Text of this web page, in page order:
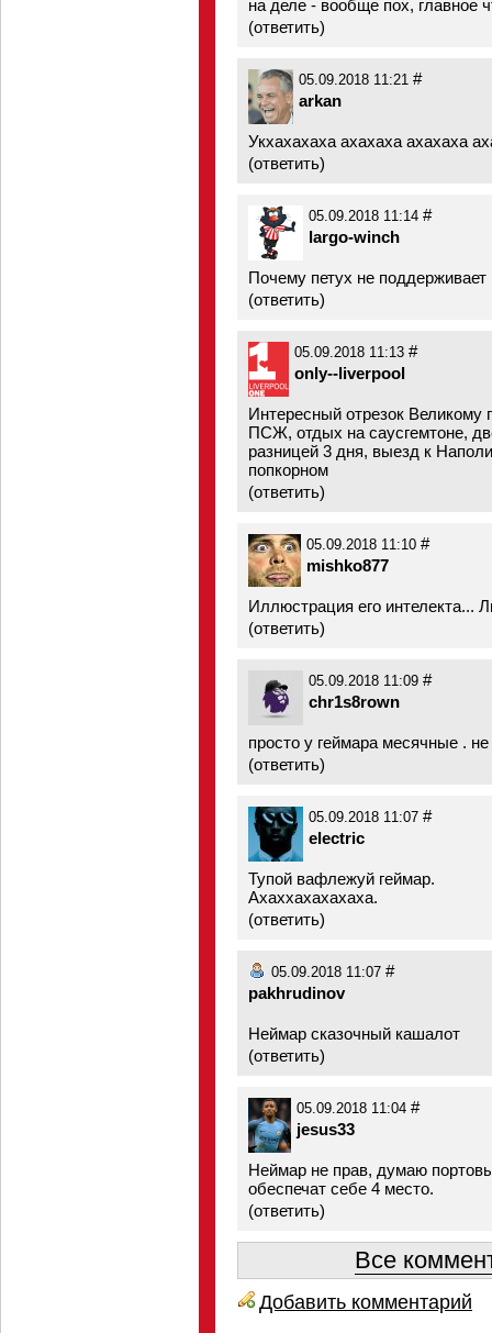
на деле - вообще пох, главное
(ответить)
05.09.2018 11:21 #
arkan
Укхахахаха ахахаха ахахаха
(ответить)
05.09.2018 11:14 #
largo-winch
Почему петух не поддерживает
(ответить)
05.09.2018 11:13 #
only--liverpool
Интересный отрезок Великому
ПСЖ, отдых на саусгемтоне,
разницей 3 дня, выезд к
попкорном
(ответить)
05.09.2018 11:10 #
mishko877
Иллюстрация его интелекта...
(ответить)
05.09.2018 11:09 #
chr1s8rown
просто у геймара месячные . не
(ответить)
05.09.2018 11:07 #
electric
Тупой вафлежуй геймар.
Ахаххахахахаха.
(ответить)
05.09.2018 11:07 #
pakhrudinov
Неймар сказочный кашалот
(ответить)
05.09.2018 11:04 #
jesus33
Неймар не прав, думаю
обеспечат себе 4 место.
(ответить)
Все
Добавить комментарий